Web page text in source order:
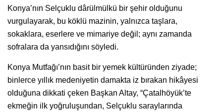
Konya’nın Selçuklu dârülmülkü bir şehir olduğunu
vurgulayarak, bu köklü mazinin, yalnızca taşlara,
sokaklara, eserlere ve mimariye değil; aynı zamanda
sofralara da yansıdığını söyledi.
Konya Mutfağı’nın basit bir yemek kültüründen ziyade;
binlerce yıllık medeniyetin damakta iz bırakan hikâyesi
olduğuna dikkati çeken Başkan Altay, “Çatalhöyük’te
ekmeğin ilk yoğruluşundan, Selçuklu saraylarında